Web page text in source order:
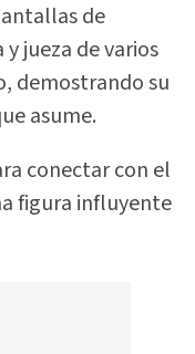
de
jueza de varios
demostrando su
asume.
conectar con el
figura influyente